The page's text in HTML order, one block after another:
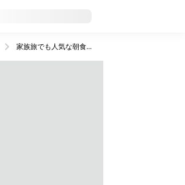
家族旅でも人気な朝食つきのホテルで快適なバケーション🌴JAL利用・往復送迎つき